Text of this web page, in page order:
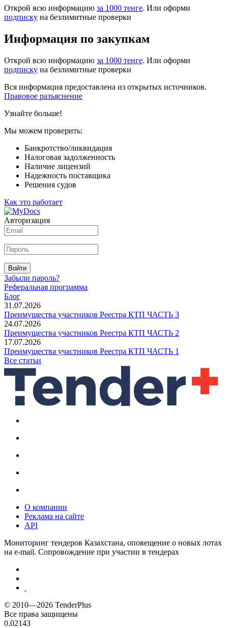
Открой всю информацию за 1000 тенге. Или оформи
подписку на безлимитные проверки
Информация по закупкам
Открой всю информацию за 1000 тенге. Или оформи
подписку на безлимитные проверки
Вся информация предоставлена из открытых источников.
Правовое разъяснение
Узнайте больше!
Мы можем проверить:
Банкротство/ликвидация
Налоговая задолженность
Наличие лицензий
Надежность поставщика
Решения судов
Как это работает
Авторизация
Войти
Забыли пароль?
Реферальная программа
Блог
31.07.2026
Преимущества участников Реестра КТП ЧАСТЬ 3
24.07.2026
Преимущества участников Реестра КТП ЧАСТЬ 2
17.07.2026
Преимущества участников Реестра КТП ЧАСТЬ 1
Все статьи
О компании
Реклама на сайте
API
Мониторинг тендеров Казахстана, оповещение о новых лотах
на e-mail. Сопровождение при участии в тендерах
© 2010—2026 TenderPlus
Все права защищены
0.02143